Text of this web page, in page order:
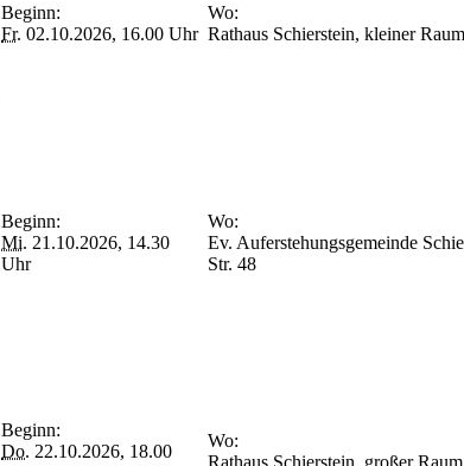
Beginn:
Fr. 02.10.2026, 16.00 Uhr
Wo:
Rathaus Schierstein, kleiner Raum
Beginn:
Mi. 21.10.2026, 14.30
Uhr
Wo:
Ev. Auferstehungsgemeinde
Str. 48
Beginn:
Do. 22.10.2026, 18.00
Wo:
Rathaus Schierstein, großer Raum